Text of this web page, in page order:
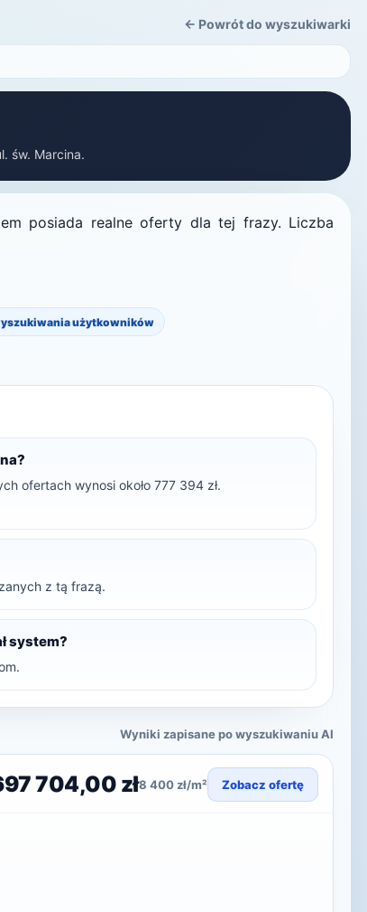
← Powrót do wyszukiwarki
św. Marcina.
posiada realne oferty dla tej frazy. Liczba
użytkowników
ofertach wynosi około 777 394 zł.
z tą frazą.
system?
Wyniki zapisane po wyszukiwaniu AI
704,00 zł8 400 zł/m² Zobacz ofertę